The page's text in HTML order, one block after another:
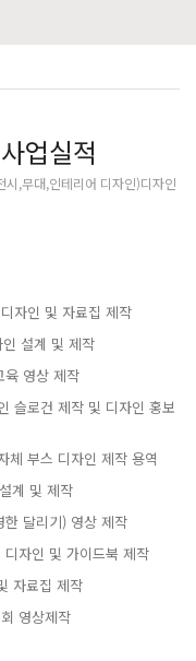
업실적
,무대,인테리어 디자인)디자인
자인 및 자료집 제작
설계 및 제작
육 영상 제작
슬로건 제작 및 디자인 홍보
체 부스 디자인 제작 용역
계 및 제작
한 달리기) 영상 제작
자인 및 가이드북 제작
자료집 제작
영상제작